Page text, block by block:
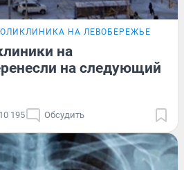
НА ЛЕВОБЕРЕЖЬЕ
на
на следующий
10 195 Обсудить